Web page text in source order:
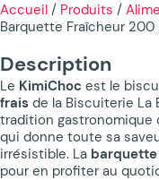
Accueil / Produits /
Barquette Fraîcheur 200
Description
Le KimiChoc est le
frais de la Biscuiterie La
tradition gastronomique
qui donne toute sa
irrésistible. La
pour en profiter au